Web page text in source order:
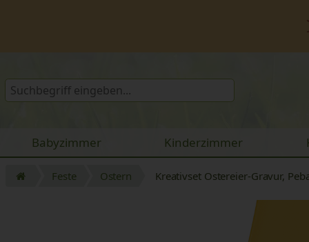
Babyzimmer Kinderzimmer
Feste Ostern Kreativset Ostereier-Gravur,